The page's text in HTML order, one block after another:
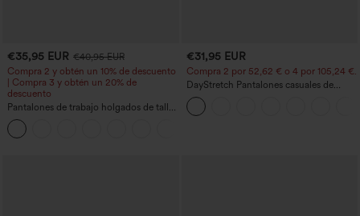
€35,95 EUR €40,95 EUR
Compra 2 y obtén un 10% de descuento
| Compra 3 y obtén un 20% de
descuento
Pantalones de trabajo holgados de talle
medio con bolsillos y pernera estilo
barril
€31,95 EUR
Compra 2 por 52,62 € o 4 por 105,24 €.
DayStretch Pantalones casuales de
cintura alta con pernera tipo barril y
bolsillos